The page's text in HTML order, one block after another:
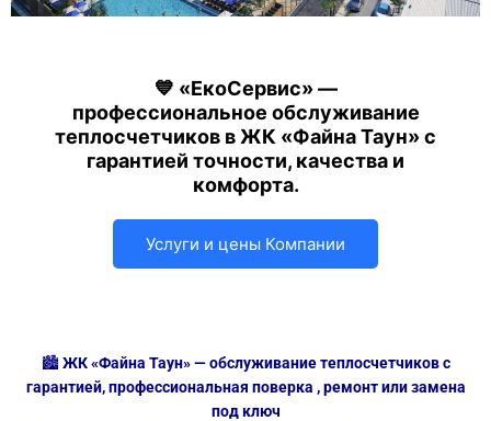
💙 «ЕкоСервис» —
профессиональное обслуживание
теплосчетчиков в ЖК «Файна Таун» с
гарантией точности, качества и
комфорта.
Услуги и цены Компании
🏙 ЖК «Файна Таун» — обслуживание теплосчетчиков с
гарантией, профессиональная поверка , ремонт или замена
под ключ